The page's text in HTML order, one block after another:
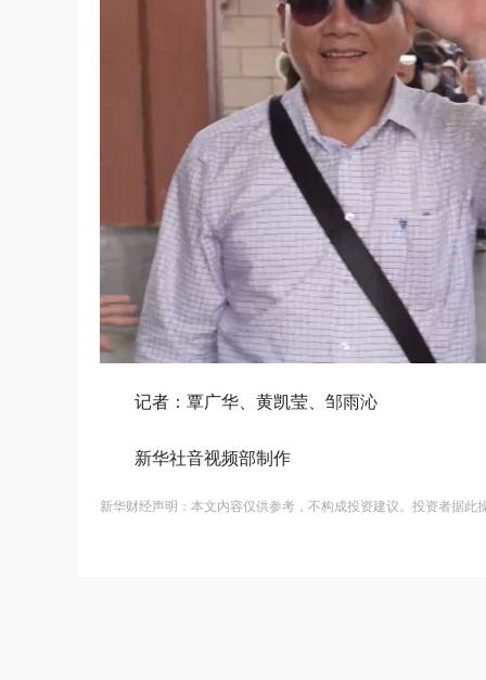
记者：覃广华、黄凯莹、邹雨沁
新华社音视频部制作
新华财经声明：本文内容仅供参考，不构成投资建议。投资者据此